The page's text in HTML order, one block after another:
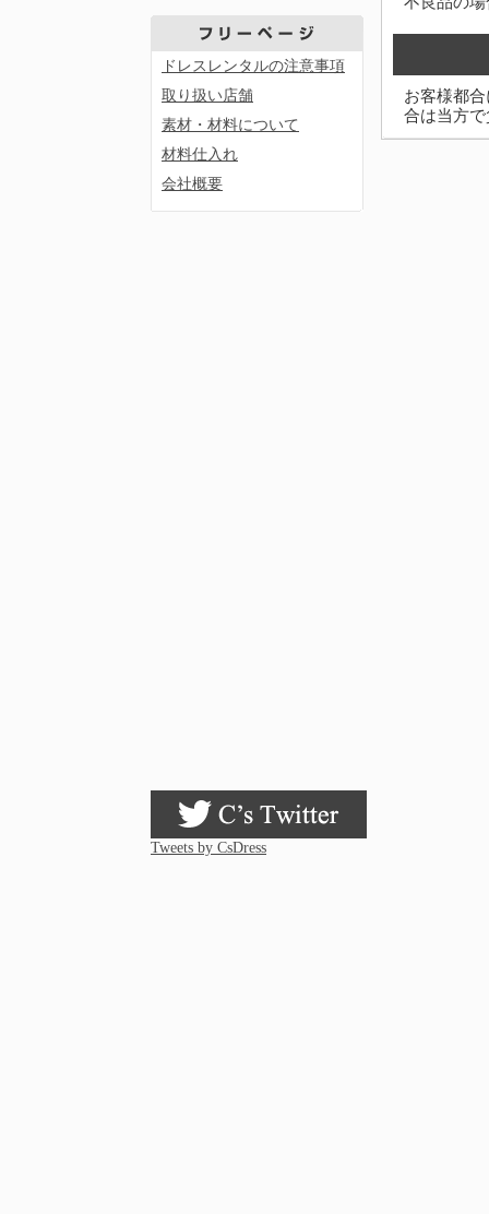
ドレスレンタルの注意事項
取り扱い店舗
素材・材料について
材料仕入れ
会社概要
Tweets by CsDress
お客様都
合は当方